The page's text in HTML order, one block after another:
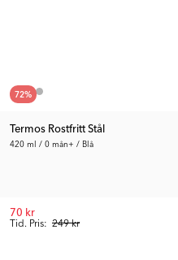
72%
Termos Rostfritt Stål
420 ml / 0 mån+ / Blå
Tid. Pris: 249 kr
70 kr